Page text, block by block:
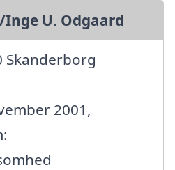
U. Odgaard
Skanderborg
2001,